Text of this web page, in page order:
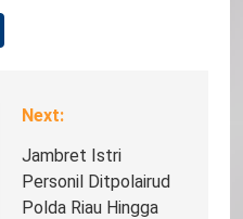
Next:
Jambret Istri
Personil Ditpolairud
Polda Riau Hingga